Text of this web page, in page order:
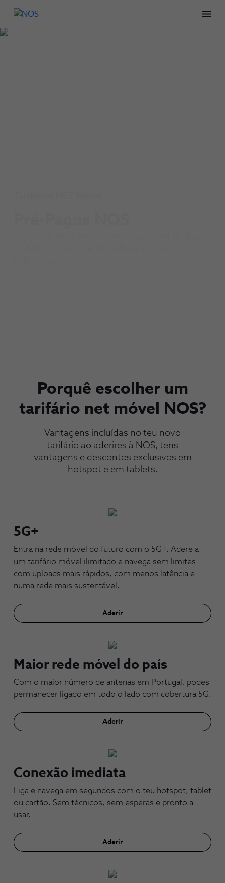
Porquê escolher um
tarifário net móvel NOS?
Vantagens incluídas no teu novo
tarifário ao aderires à NOS, tens
vantagens e descontos exclusivos em
hotspot e em tablets.
5G+
Entra na rede móvel do futuro com o 5G+. Adere a
um tarifário móvel ilimitado e navega sem limites
com uploads mais rápidos, com menos latência e
numa rede mais sustentável.
Aderir
Maior rede móvel do país
Com o maior número de antenas em Portugal, podes
permanecer ligado em todo o lado com cobertura 5G.
Aderir
Conexão imediata
Liga e navega em segundos com o teu hotspot, tablet
ou cartão. Sem técnicos, sem esperas e pronto a
usar.
Aderir